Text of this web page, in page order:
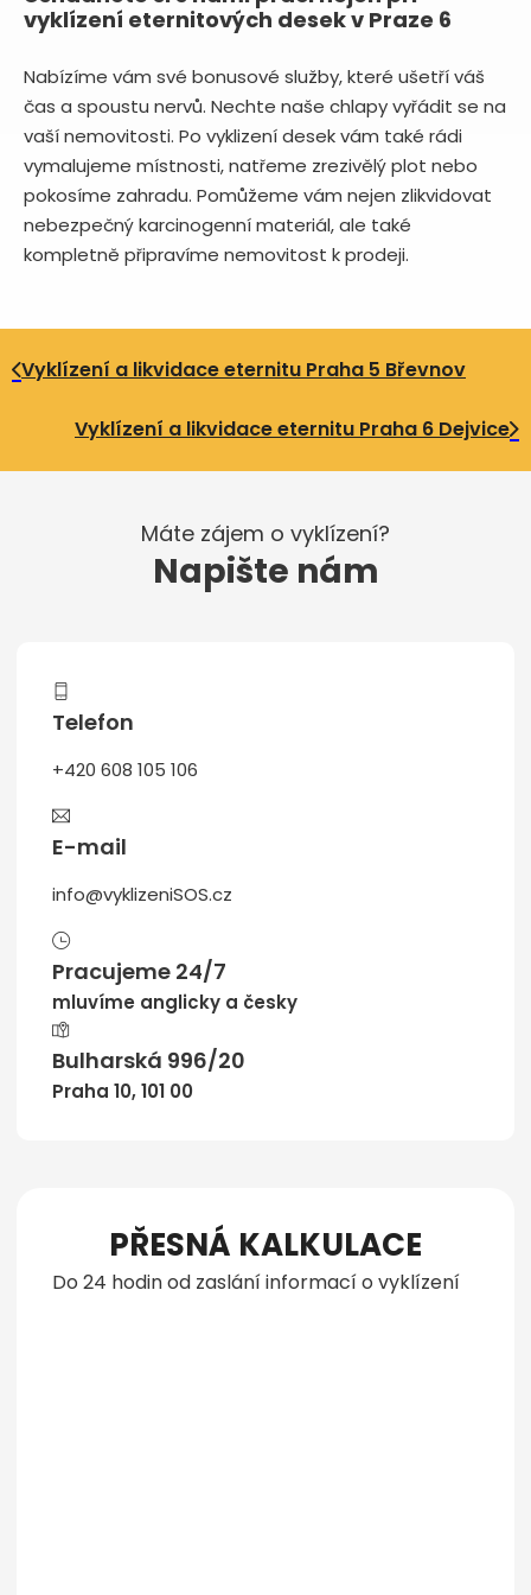
vyklízení eternitových desek v Praze 6
Nabízíme vám své bonusové služby, které ušetří váš
čas a spoustu nervů. Nechte naše chlapy vyřádit se na
vaší nemovitosti. Po vyklizení desek vám také rádi
vymalujeme místnosti, natřeme zrezivělý plot nebo
pokosíme zahradu. Pomůžeme vám nejen zlikvidovat
nebezpečný karcinogenní materiál, ale také
kompletně připravíme nemovitost k prodeji.
Vyklízení a likvidace eternitu Praha 5 Břevnov
Vyklízení a likvidace eternitu Praha 6 Dejvice
Máte zájem o vyklízení?
Napište nám
Telefon
+420 608 105 106
E-mail
info@vyklizeniSOS.cz
Pracujeme 24/7
mluvíme anglicky a česky
Bulharská 996/20
Praha 10, 101 00
PŘESNÁ KALKULACE
Do 24 hodin od zaslání informací o vyklízení